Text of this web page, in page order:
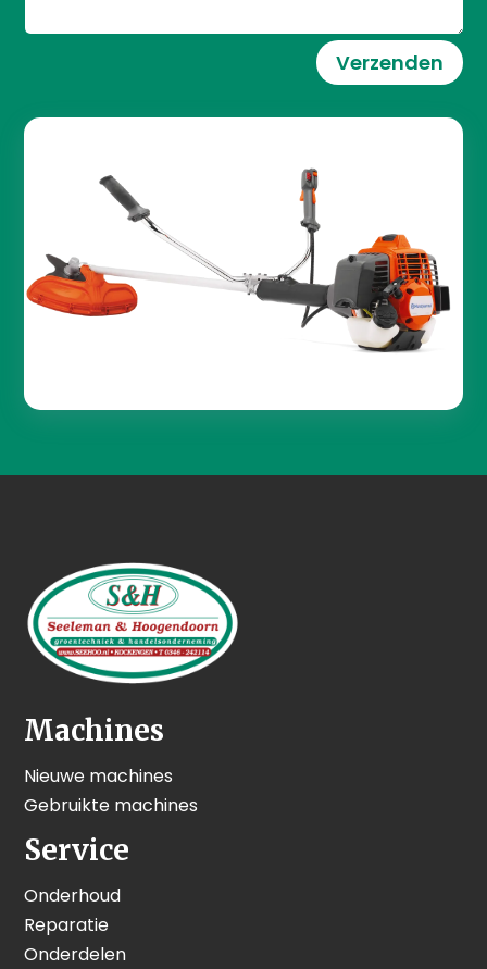
Verzenden
Machines
Nieuwe machines
Gebruikte machines
Service
Onderhoud
Reparatie
Onderdelen